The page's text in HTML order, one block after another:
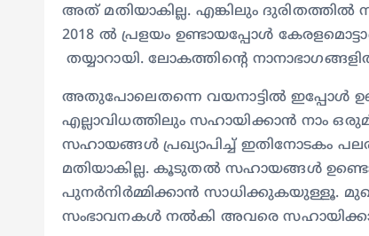
അത് മതിയാകില്ല. എങ്കിലും ദുരിതത്തിൽ
2018 ൽ പ്രളയം ഉണ്ടായപ്പോൾ
തയ്യാറായി. ലോകത്തിന്റെ
അതുപോലെതന്നെ വയനാട്ടിൽ ഇപ്പോൾ
എല്ലാവിധത്തിലും സഹായിക്കാൻ നാം
സഹായങ്ങൾ പ്രഖ്യാപിച്ച് ഇതിനോടകം
മതിയാകില്ല. കൂടുതൽ സഹായങ്ങൾ
പുനർനിർമ്മിക്കാൻ സാധിക്കുകയുള്ളൂ.
സംഭാവനകൾ നൽകി അവരെ